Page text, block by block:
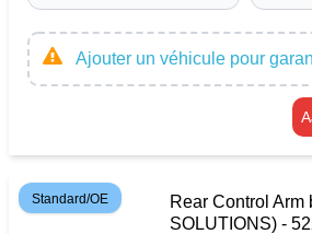
Ajouter un véhicule pour
Standard/OE
Rear Control Arm
SOLUTIONS) -